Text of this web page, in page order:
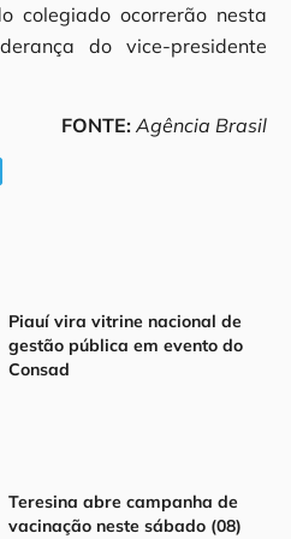
colegiado ocorrerão nesta
do vice-presidente
FONTE: Agência Brasil
Piauí vira vitrine nacional de
gestão pública em evento do
Consad
Teresina abre campanha de
vacinação neste sábado (08)